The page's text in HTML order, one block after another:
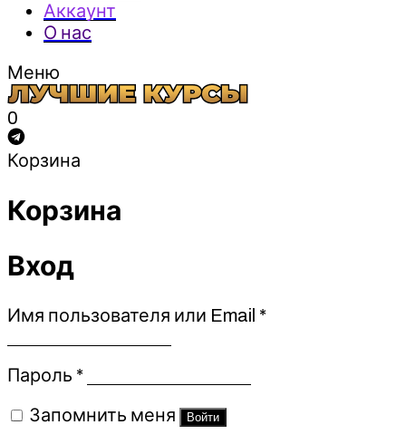
Аккаунт
О нас
Меню
0
Корзина
Корзина
Вход
Имя пользователя или Email *Обязательно
Пароль *Обязательно
Запомнить меня Войти